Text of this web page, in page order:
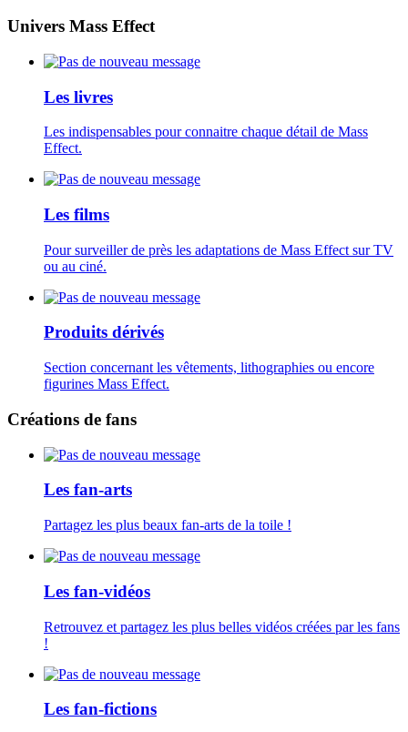
Univers Mass Effect
Les livres
Les indispensables pour connaitre chaque détail de Mass
Effect.
Les films
Pour surveiller de près les adaptations de Mass Effect sur TV
ou au ciné.
Produits dérivés
Section concernant les vêtements, lithographies ou encore
figurines Mass Effect.
Créations de fans
Les fan-arts
Partagez les plus beaux fan-arts de la toile !
Les fan-vidéos
Retrouvez et partagez les plus belles vidéos créées par les fans
!
Les fan-fictions